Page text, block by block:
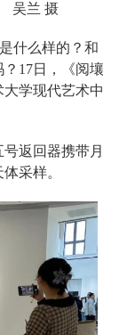
吴兰 摄
什么样的？和
17日，《阅壤
学现代艺术中
返回器携带月
采样。